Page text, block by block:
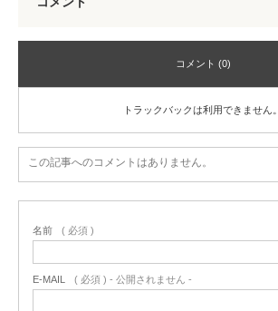
コメント (0)
トラックバックは利用できません。
この記事へのコメントはありません。
名前 ( 必須 )
E-MAIL ( 必須 ) - 公開されません -